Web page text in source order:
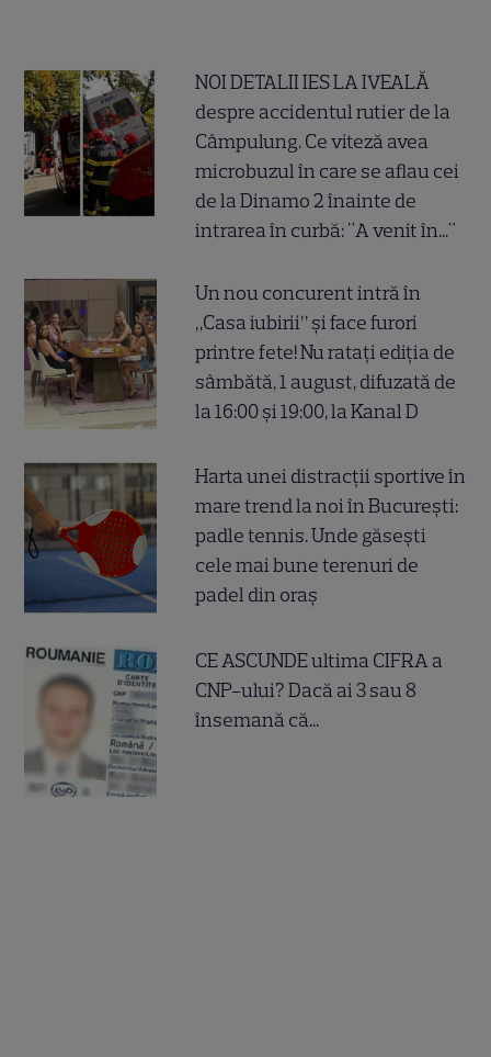
NOI DETALII IES LA IVEALĂ
despre accidentul rutier de la
Câmpulung. Ce viteză avea
microbuzul în care se aflau cei
de la Dinamo 2 înainte de
intrarea în curbă: "A venit în..."
Un nou concurent intră în
„Casa iubirii” și face furori
printre fete! Nu ratați ediția de
sâmbătă, 1 august, difuzată de
la 16:00 și 19:00, la Kanal D
Harta unei distracții sportive în
mare trend la noi în București:
padle tennis. Unde găsești
cele mai bune terenuri de
padel din oraș
CE ASCUNDE ultima CIFRA a
CNP-ului? Dacă ai 3 sau 8
însemană că...